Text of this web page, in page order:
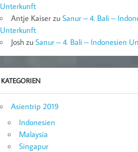
Unterkunft
Antje Kaiser zu Sanur – 4. Bali –
Unterkunft
Josh zu Sanur – 4. Bali – Indonesien
KATEGORIEN
Asientrip 2019
Indonesien
Malaysia
Singapur